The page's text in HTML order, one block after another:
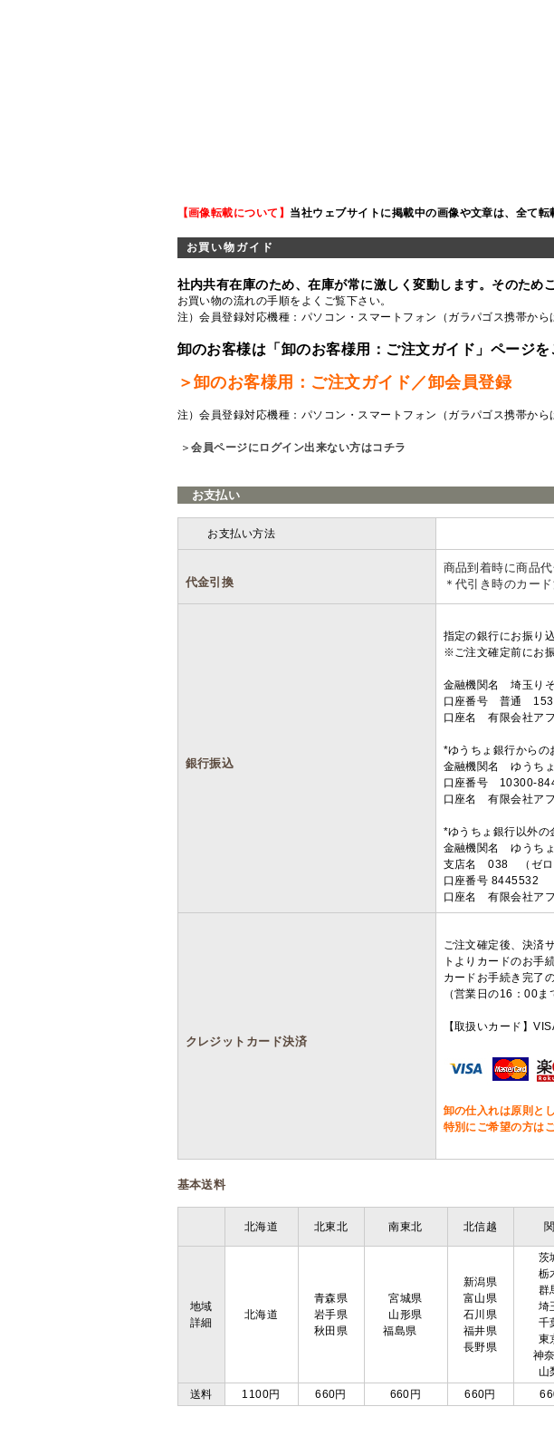
【画像転載について】 当社ウェブサイトに掲載中の画像や文章は、全て転
お買い物ガイド
社内共有在庫のため、在庫が常に激しく変動します。そのため
お買い物の流れの手順をよくご覧下さい。
注）会員登録対応機種：パソコン・スマートフォン（ガラパゴス携帯から
卸のお客様は「卸のお客様用：ご注文ガイド」ページを
＞卸のお客様用：ご注文ガイド／卸会員登録
注）会員登録対応機種：パソコン・スマートフォン（ガラパゴス携帯から
＞会員ページにログイン出来ない方はコチラ
お支払い
お支払い方法 詳
代金引換
商品到着時に商品
＊代引き時のカー
銀行振込
指定の銀行にお振り
※ご注文確定前にお
金融機関名 埼玉
口座番号 普通
口座名 有限会社ア
*ゆうちょ銀行からの
金融機関名 ゆうち
口座番号 10300-
口座名 有限会社ア
*ゆうちょ銀行以外の
金融機関名 ゆうち
支店名 038 （ゼロ
口座番号 8445532
口座名 有限会社ア
クレジットカード決済
ご注文確定後、決済
トよりカードのお手
カードお手続き完了
（営業日の16：00
【取扱いカード】
卸の仕入れは原則と
特別にご希望の方は
基本送料
北海道 北東北 南東北 北信越
地域
詳細
北海道
青森県
岩手県
秋田県
宮城県
山形県
福島県
新潟県
富山県
石川県
福井県
長野県
茨
栃
群
埼
千
東
神
山
送料 1100円 660円 660円 660円